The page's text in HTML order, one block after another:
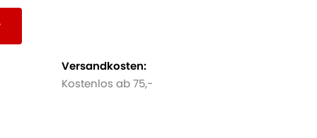
Versandkosten:
Kostenlos ab 75,-